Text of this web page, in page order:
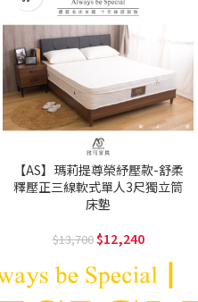
【AS】瑪莉提尊榮紓壓款-舒柔
釋壓正三線軟式單人3尺獨立筒
床墊
13,700 12,240